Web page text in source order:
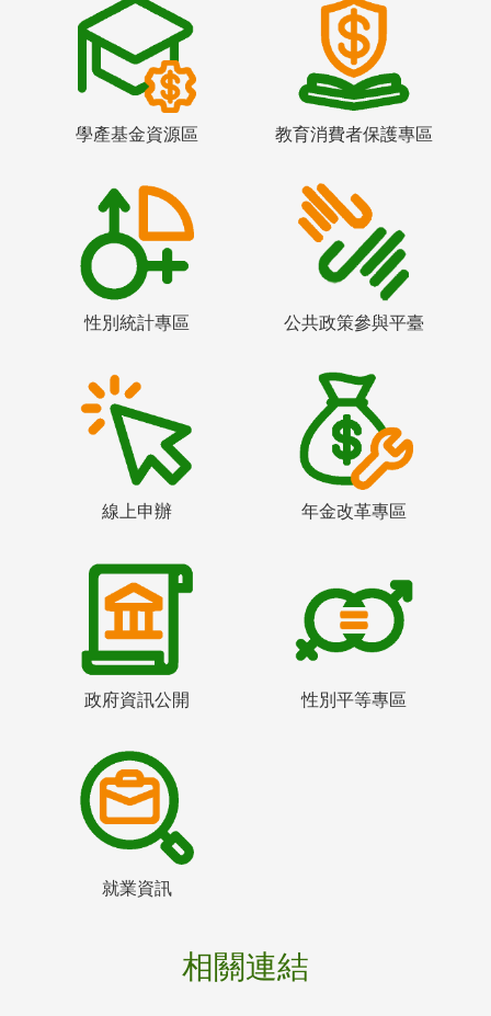
學產基金資源區 教育消費者保護專區
性別統計專區 公共政策參與平臺
線上申辦 年金改革專區
政府資訊公開 性別平等專區
就業資訊
相關連結